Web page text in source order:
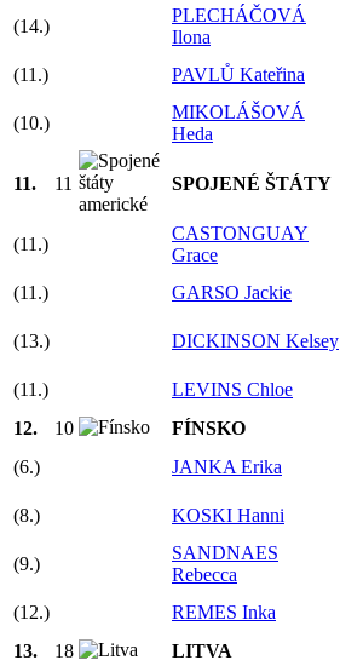
(14.)
PLECHÁČOVÁ
Ilona
(11.) PAVLŮ Kateřina
(10.)
MIKOLÁŠOVÁ
Heda
11. 11 SPOJENÉ ŠTÁTY
(11.)
CASTONGUAY
Grace
(11.) GARSO Jackie
(13.) DICKINSON Kelsey
(11.) LEVINS Chloe
12.
10 FÍNSKO
(6.)
JANKA Erika
(8.) KOSKI Hanni
(9.)
SANDNAES
Rebecca
(12.) REMES Inka
13.
18 LITVA